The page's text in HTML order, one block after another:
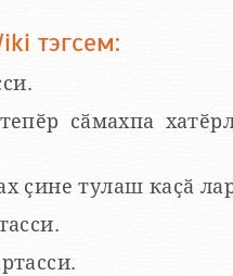
тэгсем:
сӑмахпа
ҫине тулаш каҫӑ